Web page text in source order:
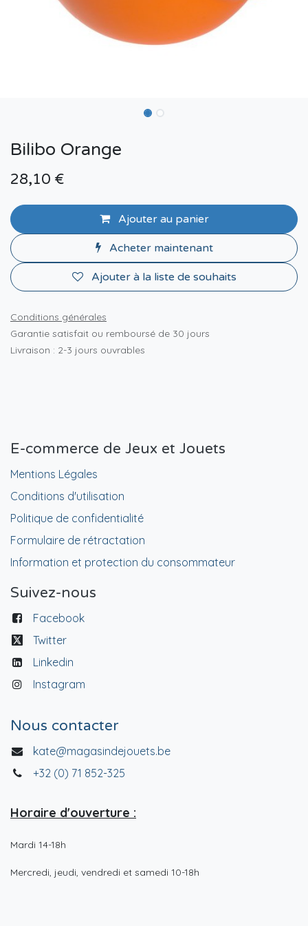
Bilibo Orange
28,10 €
Ajouter au panier
Acheter maintenant
Ajouter à la liste de souhaits
Conditions générales
Garantie satisfait ou remboursé de 30 jours
Livraison : 2-3 jours ouvrables
E-commerce de Jeux et Jouets
Mentions Légales
Conditions d'utilisation
Politique de confidentialité
Formulaire de rétractation
Information et protection du consommateur
Suivez-nous
Facebook
Twitter
Linkedin
Instagram
Nous contacter
kate@magasindejouets.be
+32 (0) 71 852-325
Horaire d'ouverture :
Mardi 14-18h
Mercredi, jeudi, vendredi et samedi 10-18h